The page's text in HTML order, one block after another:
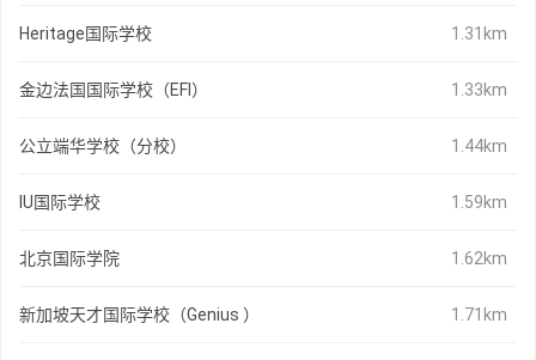
Heritage国际学校 1.31km
金边法国国际学校（EFI） 1.33km
公立端华学校（分校） 1.44km
IU国际学校 1.59km
北京国际学院 1.62km
新加坡天才国际学校（Genius ） 1.71km